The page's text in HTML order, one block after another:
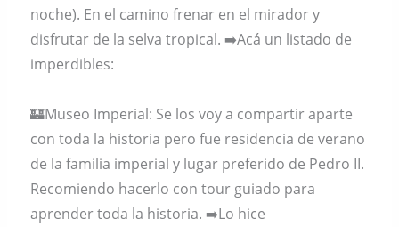
noche). En el camino frenar en el mirador y
disfrutar de la selva tropical. ➡️Acá un listado de
imperdibles:
🏰Museo Imperial: Se los voy a compartir aparte
con toda la historia pero fue residencia de verano
de la familia imperial y lugar preferido de Pedro II.
Recomiendo hacerlo con tour guiado para
aprender toda la historia. ➡️Lo hice